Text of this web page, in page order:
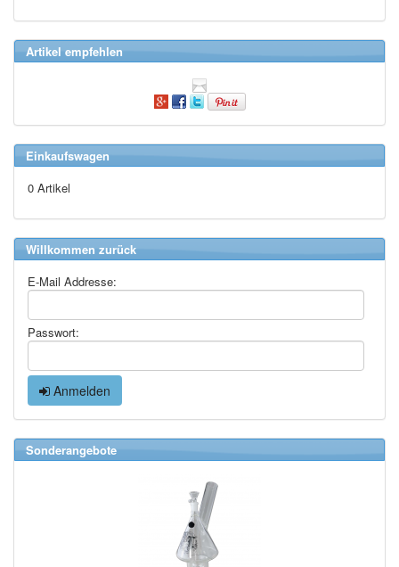
Artikel empfehlen
Einkaufswagen
0 Artikel
Willkommen zurück
E-Mail Addresse:
Passwort:
Anmelden
Sonderangebote